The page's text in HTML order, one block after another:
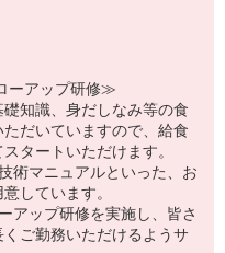
ーアップ研修≫
知識、身だしなみ等の食
だいていますので、給食
タートいただけます。
術マニュアルといった、お
しています。
アップ研修を実施し、皆さ
ご勤務いただけるようサ